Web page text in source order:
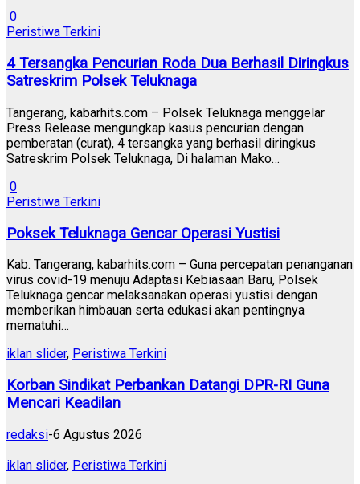
0
Peristiwa Terkini
4 Tersangka Pencurian Roda Dua Berhasil Diringkus
Satreskrim Polsek Teluknaga
Tangerang, kabarhits.com – Polsek Teluknaga menggelar
Press Release mengungkap kasus pencurian dengan
pemberatan (curat), 4 tersangka yang berhasil diringkus
Satreskrim Polsek Teluknaga, Di halaman Mako…
0
Peristiwa Terkini
Poksek Teluknaga Gencar Operasi Yustisi
Kab. Tangerang, kabarhits.com – Guna percepatan penanganan
virus covid-19 menuju Adaptasi Kebiasaan Baru, Polsek
Teluknaga gencar melaksanakan operasi yustisi dengan
memberikan himbauan serta edukasi akan pentingnya
mematuhi…
iklan slider, Peristiwa Terkini
Korban Sindikat Perbankan Datangi DPR-RI Guna
Mencari Keadilan
redaksi-6 Agustus 2026
iklan slider, Peristiwa Terkini